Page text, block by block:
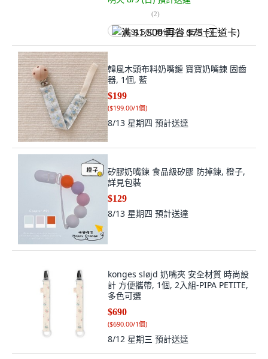
(2)
满 $1,500 再省 $75 (王道卡)
韓風木頭布料奶嘴鏈 寶寶奶嘴鍊 固齒
器, 1個, 藍
$199
($199.00/1個)
8/13 星期四 預計送達
矽膠奶嘴鍊 食品級矽膠 防掉鍊, 橙子,
詳見包裝
$129
8/13 星期四 預計送達
konges sløjd 奶嘴夾 安全材質 時尚設
計 方便攜帶, 1個, 2入組-PIPA PETITE,
多色可選
$690
($690.00/1個)
8/12 星期三 預計送達